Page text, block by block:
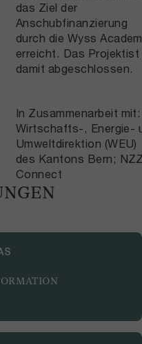
das Ziel der
Anschubfinanzierung
durch die Wyss
erreicht. Das Projektist
damit abgeschlossen.
In Zusammenarbeit mit:
Wirtschafts-, Energie-
Umweltdirektion (WEU)
des Kantons Bern;
Connect